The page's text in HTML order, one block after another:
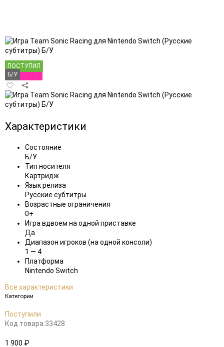
ПОСТУПИЛ
Б/У
Добавить
в
избранное
Характеристики
Состояние
Б/У
Тип носителя
Картридж
Язык релиза
Русские субтитры
Возрастные ограничения
0+
Игра вдвоем на одной приставке
Да
Диапазон игроков (на одной консоли)
1 — 4
Платформа
Nintendo Switch
Все характеристики
Категории
Поступили
Код товара:33428
1 900 ₽